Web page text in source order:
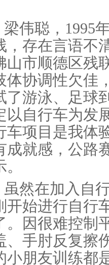
梁伟聪，1995
，存在言语不
山市顺德区残
体协调性欠佳
了游泳、足球
以自行车为发
车项目是我体
成就感，公路
虽然在加入自
开始进行自行
。因很难控制
、手肘反复擦
小朋友训练都